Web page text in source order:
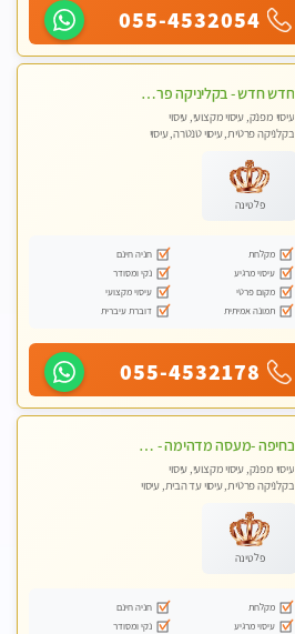
055-4532054
חדש חדש - בקליניקה פרטית בחיפה עיסוי לחידוש אנרגיות עיסוי חלומי מומלץ מאוד !
עיסוי מפנק, עיסוי מקצועי, עיסוי
בקלניקה פרטית, עיסוי טנטרה, עיסוי
פלטינה
מקלחת
חניה חינם
עיסוי מרגיע
נקי ומסודר
מקום פרטי
עיסוי מקצועי
תמונה אמיתית
דוברת עיברית
055-4532178
בחיפה -מעסה מדהימה - כל סוגי העיסויים מעסה מקצועית ואיכותית פרטי!!!
עיסוי מפנק, עיסוי מקצועי, עיסוי
בקלניקה פרטית, עיסוי עד הבית, עיסוי
פלטינה
מקלחת
חניה חינם
עיסוי מרגיע
נקי ומסודר